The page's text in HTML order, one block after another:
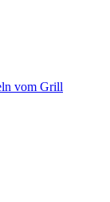
vom Grill